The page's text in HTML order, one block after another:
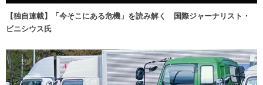
【独自連載】「今そこにある危機」を読み解く 国際ジャーナリスト・
ビニシウス氏